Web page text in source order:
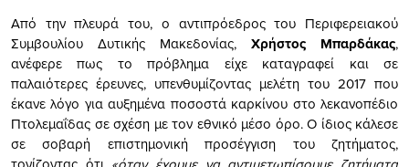
Από την πλευρά του, ο αντιπρόεδρος του Περιφερειακού
Συμβουλίου Δυτικής Μακεδονίας, Χρήστος Μπαρδάκας,
ανέφερε πως το πρόβλημα είχε καταγραφεί και σε
παλαιότερες έρευνες, υπενθυμίζοντας μελέτη του 2017 που
έκανε λόγο για αυξημένα ποσοστά καρκίνου στο λεκανοπέδιο
Πτολεμαΐδας σε σχέση με τον εθνικό μέσο όρο. Ο ίδιος κάλεσε
σε σοβαρή επιστημονική προσέγγιση του ζητήματος,